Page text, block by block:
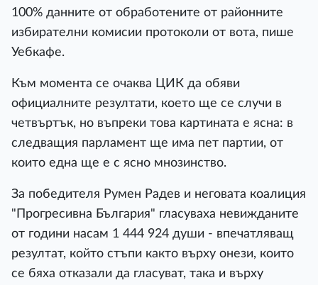
100% данните от обработените от районните
избирателни комисии протоколи от вота, пише
Уебкафе.
Към момента се очаква ЦИК да обяви
официалните резултати, което ще се случи в
четвъртък, но въпреки това картината е ясна: в
следващия парламент ще има пет партии, от
които една ще е с ясно мнозинство.
За победителя Румен Радев и неговата коалиция
"Прогресивна България" гласуваха невижданите
от години насам 1 444 924 души - впечатляващ
резултат, който стъпи както върху онези, които
се бяха отказали да гласуват, така и върху